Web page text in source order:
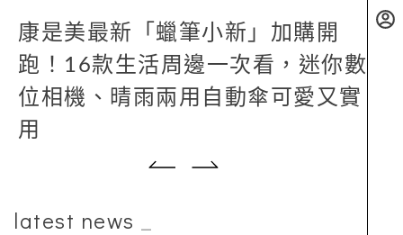
康是美最新「蠟筆小新」加購開
跑！16款生活周邊一次看，迷你數
位相機、晴雨兩用自動傘可愛又實
用
latest news